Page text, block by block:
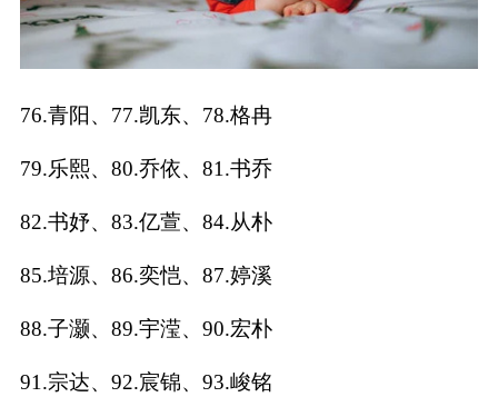
76.青阳、77.凯东、78.格冉
79.乐熙、80.乔依、81.书乔
82.书妤、83.亿萱、84.从朴
85.培源、86.奕恺、87.婷溪
88.子灏、89.宇滢、90.宏朴
91.宗达、92.宸锦、93.峻铭